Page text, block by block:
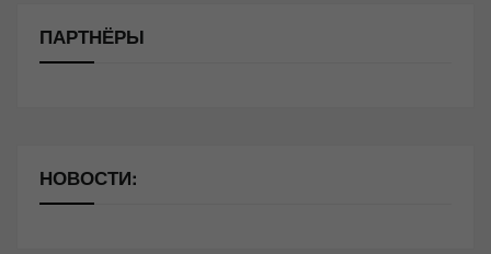
ПАРТНЁРЫ
НОВОСТИ: